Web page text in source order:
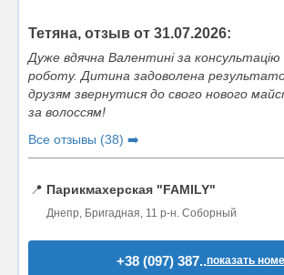
Тетяна, отзыв от 31.07.2026:
Дуже вдячна Валентині за
роботу. Дитина задоволена
друзям звернутися до свого нового
за волоссям!
Все отзывы (38) ➡️
📍 Парикмахерская "FAMILY"
Днепр, Бригадная, 11 р-н. Соборный
+38 (097) 387..показать